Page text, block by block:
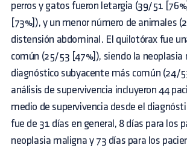
perros y gatos fueron letargia (39/51
[73%]), y un menor número de animales
distensión abdominal. El quilotórax fue
común (25/53 [47%]), siendo la neoplasia
diagnóstico subyacente más común (24/
análisis de supervivencia incluyeron 44
medio de supervivencia desde el
fue de 31 días en general, 8 días para los
neoplasia maligna y 73 días para los